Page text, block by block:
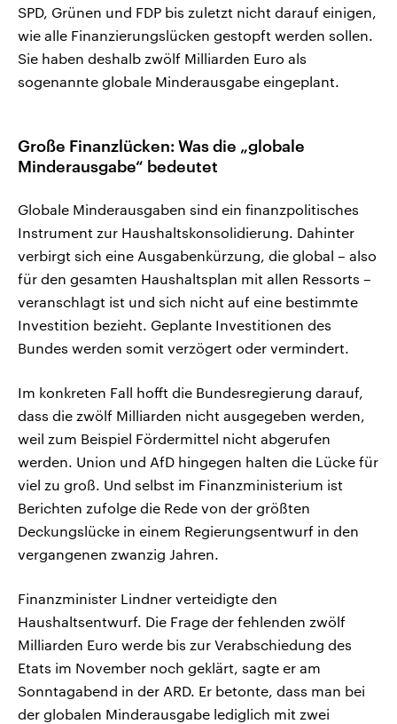
SPD, Grünen und FDP bis zuletzt nicht darauf einigen,
wie alle Finanzierungslücken gestopft werden sollen.
Sie haben deshalb zwölf Milliarden Euro als
sogenannte globale Minderausgabe eingeplant.
Große Finanzlücken: Was die „globale
Minderausgabe“ bedeutet
Globale Minderausgaben sind ein finanzpolitisches
Instrument zur Haushaltskonsolidierung. Dahinter
verbirgt sich eine Ausgabenkürzung, die global – also
für den gesamten Haushaltsplan mit allen Ressorts –
veranschlagt ist und sich nicht auf eine bestimmte
Investition bezieht. Geplante Investitionen des
Bundes werden somit verzögert oder vermindert.
Im konkreten Fall hofft die Bundesregierung darauf,
dass die zwölf Milliarden nicht ausgegeben werden,
weil zum Beispiel Fördermittel nicht abgerufen
werden. Union und AfD hingegen halten die Lücke für
viel zu groß. Und selbst im Finanzministerium ist
Berichten zufolge die Rede von der größten
Deckungslücke in einem Regierungsentwurf in den
vergangenen zwanzig Jahren.
Finanzminister Lindner verteidigte den
Haushaltsentwurf. Die Frage der fehlenden zwölf
Milliarden Euro werde bis zur Verabschiedung des
Etats im November noch geklärt, sagte er am
Sonntagabend in der ARD. Er betonte, dass man bei
der globalen Minderausgabe lediglich mit zwei